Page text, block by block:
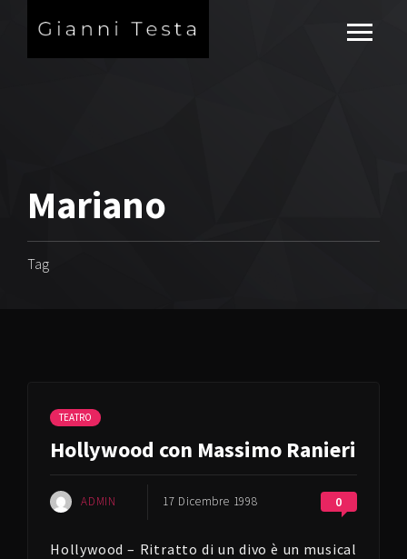
Mariano
Tag
TEATRO
Hollywood con Massimo Ranieri
ADMIN 17 Dicembre 1998 0
Hollywood – Ritratto di un divo è un musical